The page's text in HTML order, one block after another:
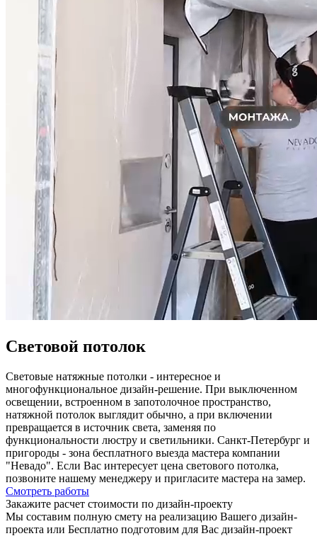
Световой потолок
Световые натяжные потолки - интересное и
многофункциональное дизайн-решение. При выключенном
освещении, встроенном в запотолочное пространство,
натяжной потолок выглядит обычно, а при включении
превращается в источник света, заменяя по
функциональности люстру и светильники. Санкт-Петербург и
пригороды - зона бесплатного выезда мастера компании
"Невадо". Если Вас интересует цена светового потолка,
позвоните нашему менеджеру и пригласите мастера на замер.
Смотреть работы
Закажите расчет cтоимости по дизайн-проекту
Мы составим полную смету на реализацию Вашего дизайн-
проекта или Бесплатно подготовим для Вас дизайн-проект